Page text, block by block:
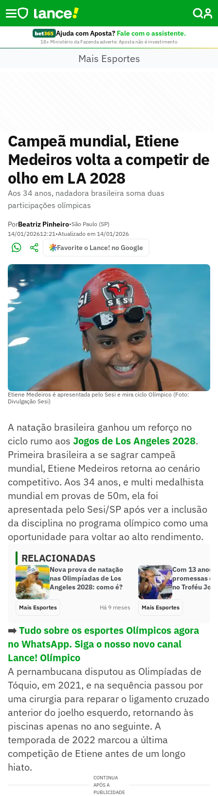
Ajuda com Aposta? Fale com o assistente.
18+ Ministério da Fazenda adverte: Aposta não é investimento
Mais Esportes
Campeã mundial, Etiene
Medeiros volta a competir de
olho em LA 2028
Aos 34 anos, nadadora brasileira soma duas
participações olímpicas
PorBeatriz Pinheiro•São Paulo (SP)
14/01/202612:21•Atualizado em 14/01/2026
Favorite o Lance! no Google
Etiene Medeiros é apresentada pelo Sesi e mira ciclo Olímpico (Foto:
Divulgação Sesi)
A natação brasileira ganhou um reforço no
ciclo rumo aos Jogos de Los Angeles 2028.
Primeira brasileira a se sagrar campeã
mundial, Etiene Medeiros retorna ao cenário
competitivo. Aos 34 anos, e multi medalhista
mundial em provas de 50m, ela foi
apresentada pelo Sesi/SP após ver a inclusão
da disciplina no programa olímpico como uma
oportunidade para voltar ao alto rendimento.
RELACIONADAS
Nova prova de natação
nas Olimpíadas de Los
Angeles 2028: como é?
Mais Esportes Há 9 meses
Com 13 anos:
promessas
no Troféu
Mais Esportes
➡️Tudo sobre os esportes Olímpicos agora
no WhatsApp. Siga o nosso novo canal
Lance! Olímpico
A pernambucana disputou as Olimpíadas de
Tóquio, em 2021, e na sequência passou por
uma cirurgia para reparar o ligamento cruzado
anterior do joelho esquerdo, retornando às
piscinas apenas no ano seguinte. A
temporada de 2022 marcou a última
competição de Etiene antes de um longo
hiato.
CONTINUA
APÓS A
PUBLICIDADE